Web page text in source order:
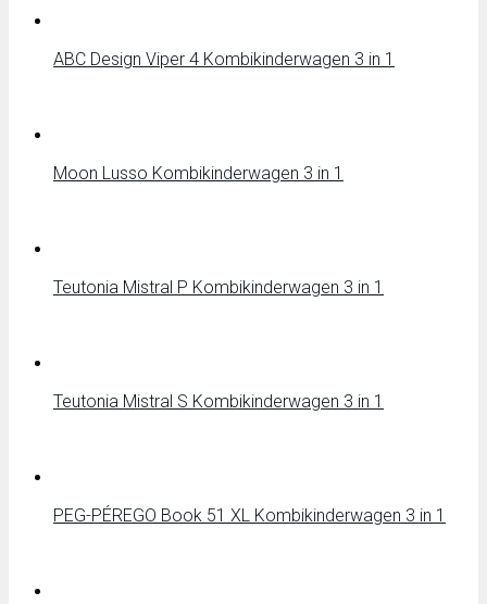
ABC Design Viper 4 Kombikinderwagen 3 in 1
Moon Lusso Kombikinderwagen 3 in 1
Teutonia Mistral P Kombikinderwagen 3 in 1
Teutonia Mistral S Kombikinderwagen 3 in 1
PEG-PÉREGO Book 51 XL Kombikinderwagen 3 in 1